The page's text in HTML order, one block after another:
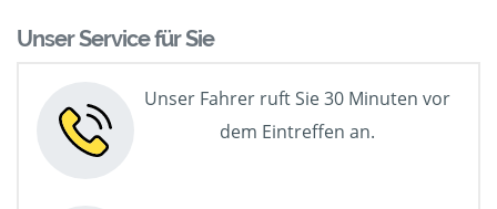
Unser Service für Sie
Unser Fahrer ruft Sie 30 Minuten vor
dem Eintreffen an.